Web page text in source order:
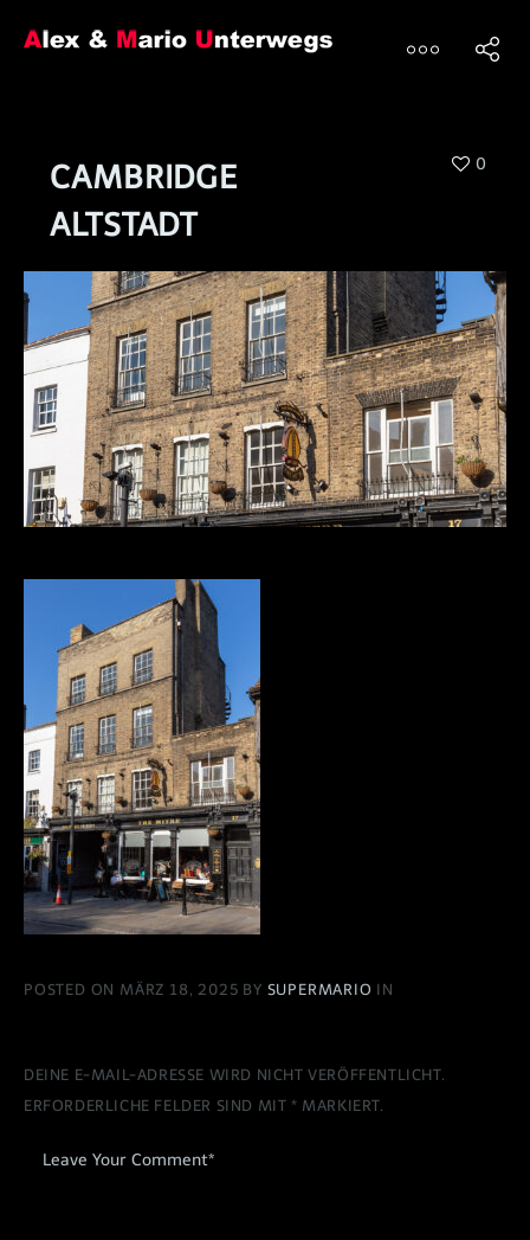
CAMBRIDGE
ALTSTADT
0
POSTED ON MÄRZ 18, 2025 BY SUPERMARIO IN
DEINE E-MAIL-ADRESSE WIRD NICHT VERÖFFENTLICHT.
ERFORDERLICHE FELDER SIND MIT* MARKIERT.